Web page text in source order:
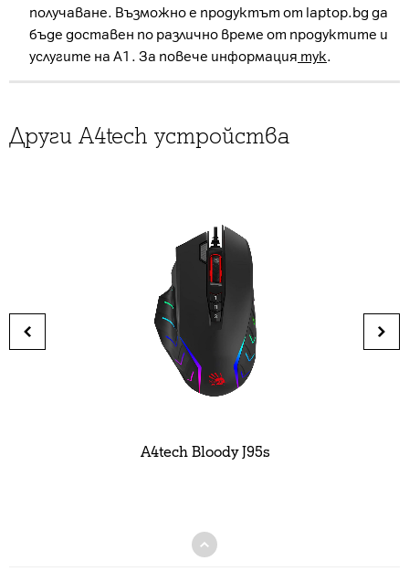
получаване. Възможно е продуктът от laptop.bg да
бъде доставен по различно време от продуктите и
услугите на А1. За повече информация тук.
Други A4tech устройства
A4tech Bloody J95s